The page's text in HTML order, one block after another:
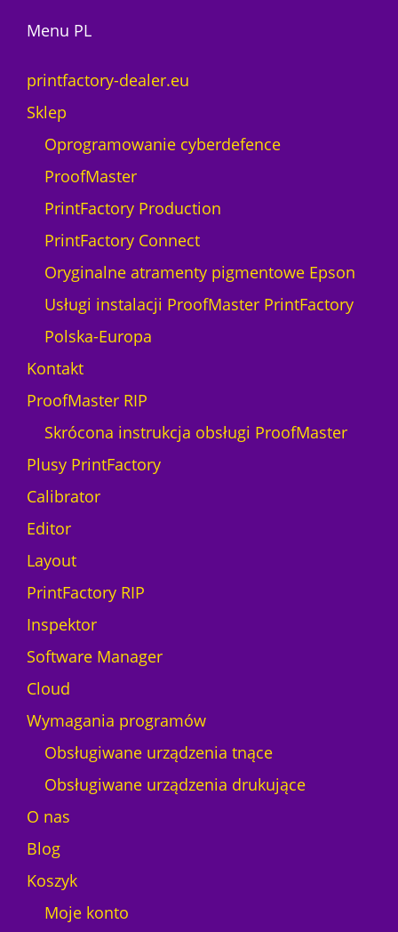
Menu PL
printfactory-dealer.eu
Sklep
Oprogramowanie cyberdefence
ProofMaster
PrintFactory Production
PrintFactory Connect
Oryginalne atramenty pigmentowe Epson
Usługi instalacji ProofMaster PrintFactory
Polska-Europa
Kontakt
ProofMaster RIP
Skrócona instrukcja obsługi ProofMaster
Plusy PrintFactory
Calibrator
Editor
Layout
PrintFactory RIP
Inspektor
Software Manager
Cloud
Wymagania programów
Obsługiwane urządzenia tnące
Obsługiwane urządzenia drukujące
O nas
Blog
Koszyk
Moje konto